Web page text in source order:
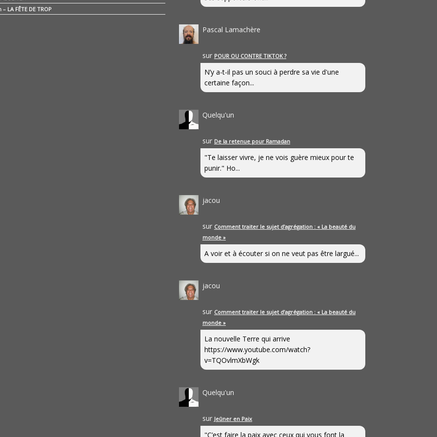
LA FÊTE DE TROP
Pascal Lamachère
sur POUR OU CONTRE TIKTOK ?
N’y a-t-il pas un souci à perdre sa vie d'une
certaine façon...
Quelqu'un
sur De la retenue pour Ramadan
"Te laisser vivre, je ne vois guère mieux pour te
punir." Ho...
jacou
sur Comment traiter le sujet d’agrégation : « La beauté du
monde »
A voir et à écouter si on ne veut pas être largué...
jacou
sur Comment traiter le sujet d’agrégation : « La beauté du
monde »
La nouvelle Terre qui arrive
https://www.youtube.com/watch?
v=TQOvlmXbWgk
Quelqu'un
sur Jeûner en Paix
"C’est faire la paix avec ceux qui vous font la